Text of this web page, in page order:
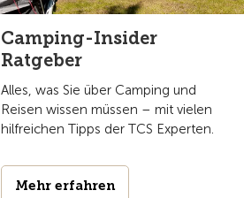
Camping-Insider
Ratgeber
Alles, was Sie über Camping und
Reisen wissen müssen – mit vielen
hilfreichen Tipps der TCS Experten.
Mehr erfahren